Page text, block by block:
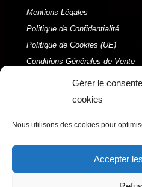
Gérer le
cookies
Nous utilisons des cookies pour
Accepter
Mentions Légales
Politique de Confidentialité
Politique de Cookies (UE)
Conditions Générales de Vente
I
s